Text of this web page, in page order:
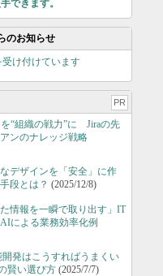
できます。
のお知らせ
け付けています
PR
“組織の戦力”に Jiraの先
ンのナレッジ戦略
デザインを「安全」に作
段とは？ (2025/12/8)
た情報を一瞬で取り出す」IT
による業務効率化例
開発はこうすればうまくい
賢い選び方 (2025/7/7)